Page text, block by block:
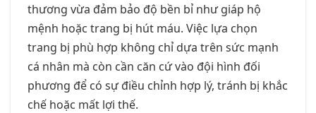
thương vừa đảm bảo độ bền bỉ như giáp hộ
mệnh hoặc trang bị hút máu. Việc lựa chọn
trang bị phù hợp không chỉ dựa trên sức mạnh
cá nhân mà còn cần căn cứ vào đội hình đối
phương để có sự điều chỉnh hợp lý, tránh bị khắc
chế hoặc mất lợi thế.